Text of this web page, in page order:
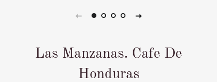
Las Manzanas. Cafe De
Honduras